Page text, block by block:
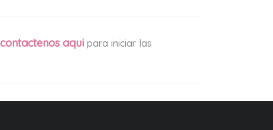
contactenos aqui para iniciar las